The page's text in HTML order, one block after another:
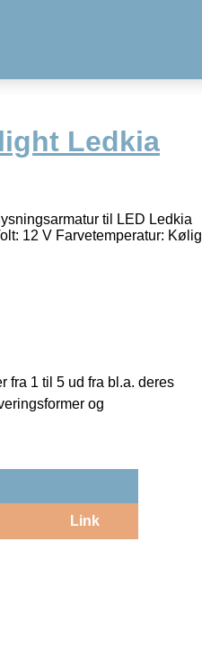
Ledkia
til LED Ledkia
12 V Farvetemperatur: Kølig
fra 1 til 5 ud fra bl.a. deres
og
Link